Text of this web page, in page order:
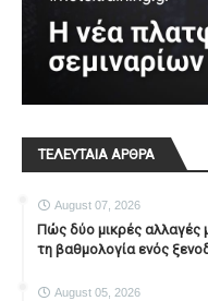
ΤΕΛΕΥΤΑΙΑ ΑΡΘΡΑ
August 07, 2026
Πώς δύο μικρές αλλαγές
τη βαθμολογία ενός
August 05, 2026